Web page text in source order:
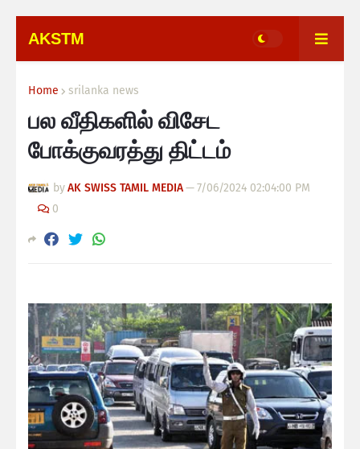
AKSTM
Home srilanka news
பல வீதிகளில் விசேட
போக்குவரத்து திட்டம்
byAK SWISS TAMIL MEDIA—7/06/2024 02:04:00 PM
0